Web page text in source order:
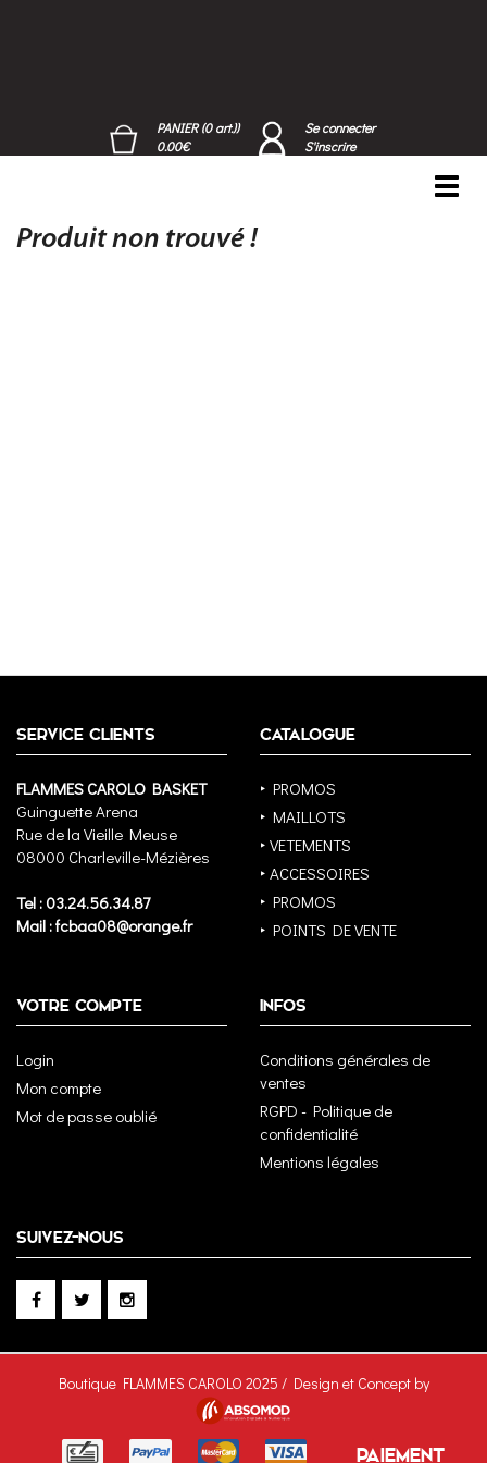
PANIER (0 art.))
0.00€
Se connecter
S'inscrire
Produit non trouvé !
SERVICE CLIENTS
FLAMMES CAROLO BASKET
Guinguette Arena
Rue de la Vieille Meuse
08000 Charleville-Mézières
Tel : 03.24.56.34.87
Mail : fcbaa08@orange.fr
CATALOGUE
‣ PROMOS
‣ MAILLOTS
‣ VETEMENTS
‣ ACCESSOIRES
‣ PROMOS
‣ POINTS DE VENTE
VOTRE COMPTE
Login
Mon compte
Mot de passe oublié
INFOS
Conditions générales de
ventes
RGPD - Politique de
confidentialité
Mentions légales
SUIVEZ-NOUS
Boutique FLAMMES CAROLO 2025 / Design et Concept by
PAIEMENT